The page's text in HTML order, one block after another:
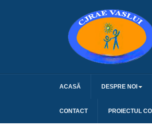
ACASĂ DESPRE NOI
CONTACT PROIECTUL